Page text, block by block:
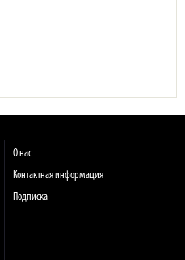
О нас
Контактная информация
Подписка